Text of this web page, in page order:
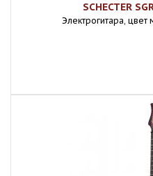
SCHECTER
Электрогитара, цвет